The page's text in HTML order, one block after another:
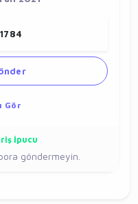
Gör
İpucu
göndermeyin.